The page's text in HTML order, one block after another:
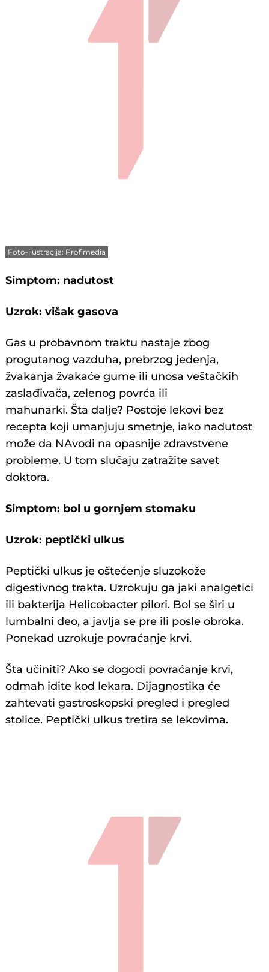
Foto-ilustracija: Profimedia
Simptom: nadutost
Uzrok: višak gasova
Gas u probavnom traktu nastaje zbog
progutanog vazduha, prebrzog jedenja,
žvakanja žvakaće gume ili unosa veštačkih
zaslađivača, zelenog povrća ili
mahunarki. Šta dalje? Postoje lekovi bez
recepta koji umanjuju smetnje, iako nadutost
može da NAvodi na opasnije zdravstvene
probleme. U tom slučaju zatražite savet
doktora.
Simptom: bol u gornjem stomaku
Uzrok: peptički ulkus
Peptički ulkus je oštećenje sluzokože
digestivnog trakta. Uzrokuju ga jaki analgetici
ili bakterija Helicobacter pilori. Bol se širi u
lumbalni deo, a javlja se pre ili posle obroka.
Ponekad uzrokuje povraćanje krvi.
Šta učiniti? Ako se dogodi povraćanje krvi,
odmah idite kod lekara. Dijagnostika će
zahtevati gastroskopski pregled i pregled
stolice. Peptički ulkus tretira se lekovima.